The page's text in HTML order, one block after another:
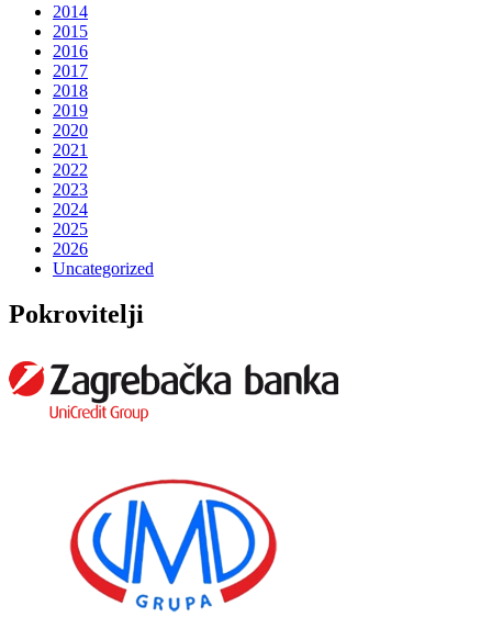
2014
2015
2016
2017
2018
2019
2020
2021
2022
2023
2024
2025
2026
Uncategorized
Pokrovitelji